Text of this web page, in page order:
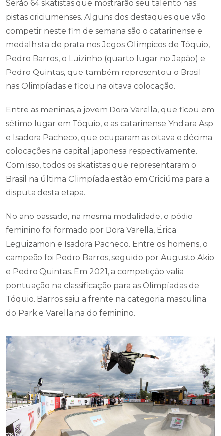
Serão 64 skatistas que mostrarão seu talento nas
pistas criciumenses. Alguns dos destaques que vão
competir neste fim de semana são o catarinense e
medalhista de prata nos Jogos Olímpicos de Tóquio,
Pedro Barros, o Luizinho (quarto lugar no Japão) e
Pedro Quintas, que também representou o Brasil
nas Olimpíadas e ficou na oitava colocação.
Entre as meninas, a jovem Dora Varella, que ficou em
sétimo lugar em Tóquio, e as catarinense Yndiara Asp
e Isadora Pacheco, que ocuparam as oitava e décima
colocações na capital japonesa respectivamente.
Com isso, todos os skatistas que representaram o
Brasil na última Olimpíada estão em Criciúma para a
disputa desta etapa.
No ano passado, na mesma modalidade, o pódio
feminino foi formado por Dora Varella, Érica
Leguizamon e Isadora Pacheco. Entre os homens, o
campeão foi Pedro Barros, seguido por Augusto Akio
e Pedro Quintas. Em 2021, a competição valia
pontuação na classificação para as Olimpíadas de
Tóquio. Barros saiu a frente na categoria masculina
do Park e Varella na do feminino.